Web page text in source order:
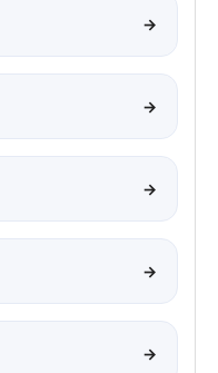
→
→
→
→
→